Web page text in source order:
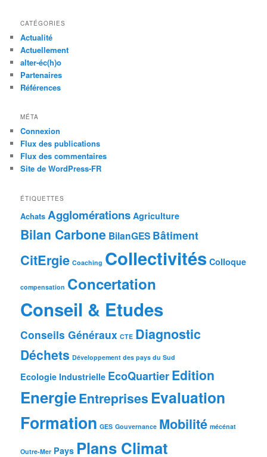
CATÉGORIES
Actualité
Actuellement
alter-éc(h)o
Partenaires
Références
MÉTA
Connexion
Flux des publications
Flux des commentaires
Site de WordPress-FR
ÉTIQUETTES
Achats Agglomérations Agriculture
Bilan Carbone BilanGES Bâtiment
CitErgie Coaching Collectivités Colloque
compensation Concertation
Conseil & Etudes
Conseils Généraux CTE Diagnostic
Déchets Développement des pays du Sud
Ecologie Industrielle EcoQuartierEdition
EnergieEntreprises Evaluation
Formation GES Gouvernance Mobilité mécénat
Outre-Mer Pays Plans Climat